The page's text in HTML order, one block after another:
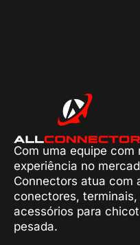
Com uma equipe
experiência no
Connectors atua com
conectores,
acessórios para
pesada.